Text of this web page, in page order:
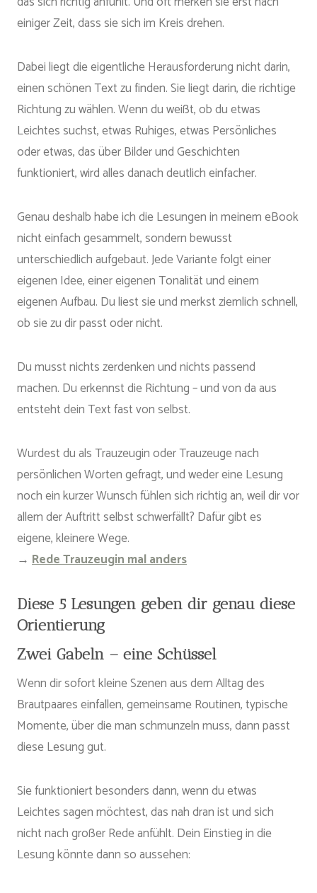
einiger Zeit, dass sie sich im Kreis drehen.
Dabei liegt die eigentliche Herausforderung nicht darin,
einen schönen Text zu finden. Sie liegt darin, die richtige
Richtung zu wählen. Wenn du weißt, ob du etwas
Leichtes suchst, etwas Ruhiges, etwas Persönliches
oder etwas, das über Bilder und Geschichten
funktioniert, wird alles danach deutlich einfacher.
Genau deshalb habe ich die Lesungen in meinem eBook
nicht einfach gesammelt, sondern bewusst
unterschiedlich aufgebaut. Jede Variante folgt einer
eigenen Idee, einer eigenen Tonalität und einem
eigenen Aufbau. Du liest sie und merkst ziemlich schnell,
ob sie zu dir passt oder nicht.
Du musst nichts zerdenken und nichts passend
machen. Du erkennst die Richtung – und von da aus
entsteht dein Text fast von selbst.
Wurdest du als Trauzeugin oder Trauzeuge nach
persönlichen Worten gefragt, und weder eine Lesung
noch ein kurzer Wunsch fühlen sich richtig an, weil dir vor
allem der Auftritt selbst schwerfällt? Dafür gibt es
eigene, kleinere Wege.
→ Rede Trauzeugin mal anders
Diese 5 Lesungen geben dir genau diese
Orientierung
Zwei Gabeln – eine Schüssel
Wenn dir sofort kleine Szenen aus dem Alltag des
Brautpaares einfallen, gemeinsame Routinen, typische
Momente, über die man schmunzeln muss, dann passt
diese Lesung gut.
Sie funktioniert besonders dann, wenn du etwas
Leichtes sagen möchtest, das nah dran ist und sich
nicht nach großer Rede anfühlt. Dein Einstieg in die
Lesung könnte dann so aussehen: